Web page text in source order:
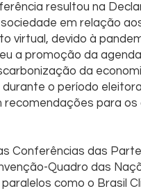
resultou na
em relação
virtual, devido à
a promoção da agenda
da
o período
recomendações para
Conferências das
Quadro das
como o Brasil